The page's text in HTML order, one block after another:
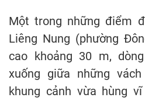
Một trong những điểm
Liêng Nung (phường
cao khoảng 30 m,
xuống giữa những
khung cảnh vừa hùng